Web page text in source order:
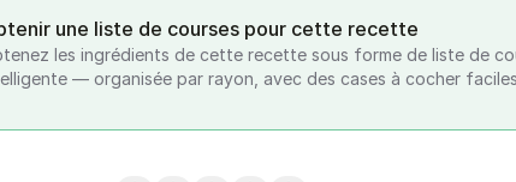
une liste de courses pour cette recette
les ingrédients de cette recette sous forme de liste de
— organisée par rayon, avec des cases à cocher